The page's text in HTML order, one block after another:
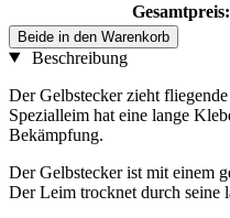
Gesamtpreis:
Beide in den Warenkorb
Beschreibung
Der Gelbstecker zieht
Spezialleim hat eine lange
Bekämpfung.
Der Gelbstecker ist mit einem
Der Leim trocknet durch seine